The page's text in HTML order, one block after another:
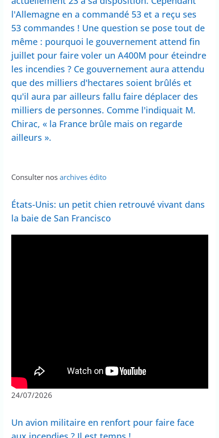
l'Allemagne en a commandé 53 et a reçu ses
53 commandes ! Une question se pose tout de
même : pourquoi le gouvernement attend fin
juillet pour faire voler un A400M pour éteindre
les incendies ? Ce gouvernement aura attendu
que des milliers d'hectares soient brûlés et
qu'il aura par ailleurs fallu faire déplacer des
milliers de personnes. Comme l'indiquait M.
Chirac, « la France brûle mais on regarde
ailleurs ».
Consulter nos archives édito
États-Unis: un petit chien retrouvé vivant dans
la baie de San Francisco
24/07/2026
Un avion militaire en renfort pour faire face